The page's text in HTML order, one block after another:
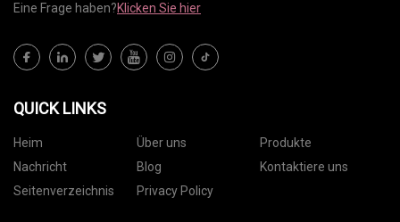
Eine Frage haben?Klicken Sie hier
QUICK LINKS
Heim Über uns
Produkte
Nachricht
Blog
Kontaktiere uns
Seitenverzeichnis
Privacy Policy